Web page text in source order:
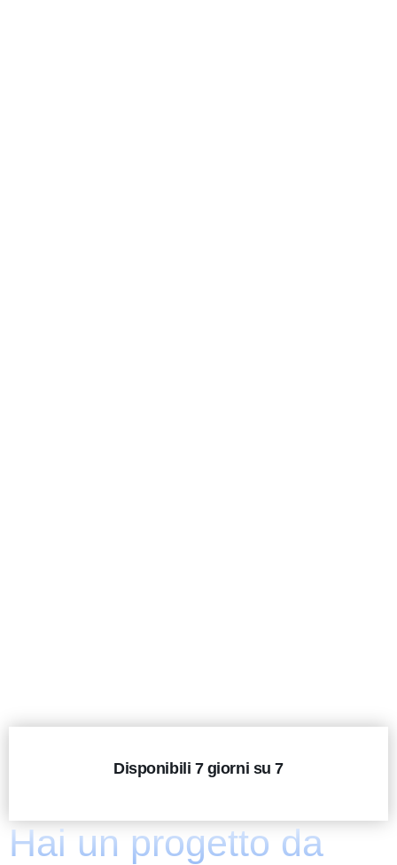
Disponibili 7 giorni su 7
Hai un progetto da